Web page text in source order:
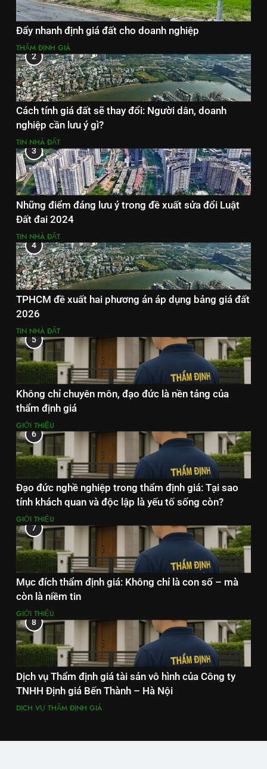
Đẩy nhanh định giá đất cho doanh nghiệp
THẨM ĐỊNH GIÁ
2
Cách tính giá đất sẽ thay đổi: Người dân, doanh
nghiệp cần lưu ý gì?
TIN NHÀ ĐẤT
3
Những điểm đáng lưu ý trong đề xuất sửa đổi Luật
Đất đai 2024
TIN NHÀ ĐẤT
4
TPHCM đề xuất hai phương án áp dụng bảng giá đất
2026
TIN NHÀ ĐẤT
5
Không chỉ chuyên môn, đạo đức là nền tảng của
thẩm định giá
GIỚI THIỆU
6
Đạo đức nghề nghiệp trong thẩm định giá: Tại sao
tính khách quan và độc lập là yếu tố sống còn?
GIỚI THIỆU
7
Mục đích thẩm định giá: Không chỉ là con số – mà
còn là niềm tin
GIỚI THIỆU
8
Dịch vụ Thẩm định giá tài sản vô hình của Công ty
TNHH Định giá Bến Thành – Hà Nội
DỊCH VỤ THẨM ĐỊNH GIÁ